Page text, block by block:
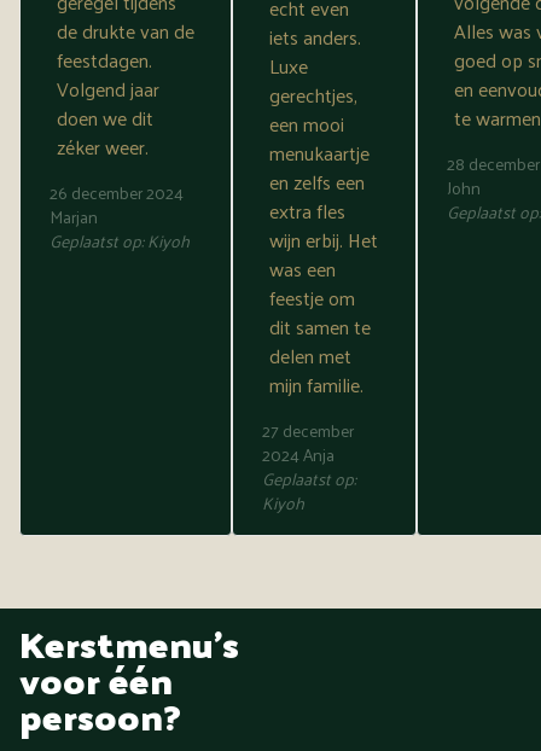
de drukte van de
feestdagen.
Volgend jaar
doen we dit
zéker weer.
26 december 2024
Marjan
Geplaatst op:Kiyoh
echt even
iets anders.
Luxe
gerechtjes,
een mooi
menukaartje
en zelfs een
extra fles
wijn erbij. Het
was een
feestje om
dit samen te
delen met
mijn familie.
27 december
2024Anja
Geplaatst op:
Kiyoh
Alles was
goed op
en
te
28
John
Geplaatst
Kerstmenu's
voor één
persoon?